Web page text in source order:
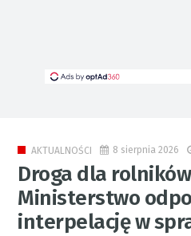
AKTUALNOŚCI 8 sierpnia 2026
Droga dla
Ministerstwo
interpelację w